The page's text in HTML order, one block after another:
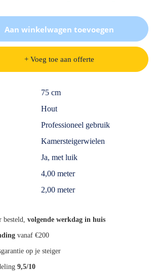
Aan winkelwagen toevoegen
+ Voeg toe aan offerte
75 cm
Hout
Professioneel gebruik
Kamersteigerwielen
Ja, met luik
4,00 meter
2,00 meter
besteld, volgende werkdag in huis
vanaf €200
op je steiger
9,5/10